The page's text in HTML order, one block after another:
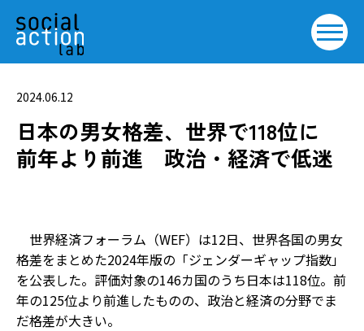
2024.06.12
日本の男女格差、世界で118位に
前年より前進 政治・経済で低迷
世界経済フォーラム（WEF）は12日、世界各国の男女
格差をまとめた2024年版の「ジェンダーギャップ指数」
を公表した。評価対象の146カ国のうち日本は118位。前
年の125位より前進したものの、政治と経済の分野でま
だ格差が大きい。